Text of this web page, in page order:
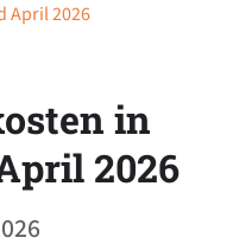
April 2026
in
2026